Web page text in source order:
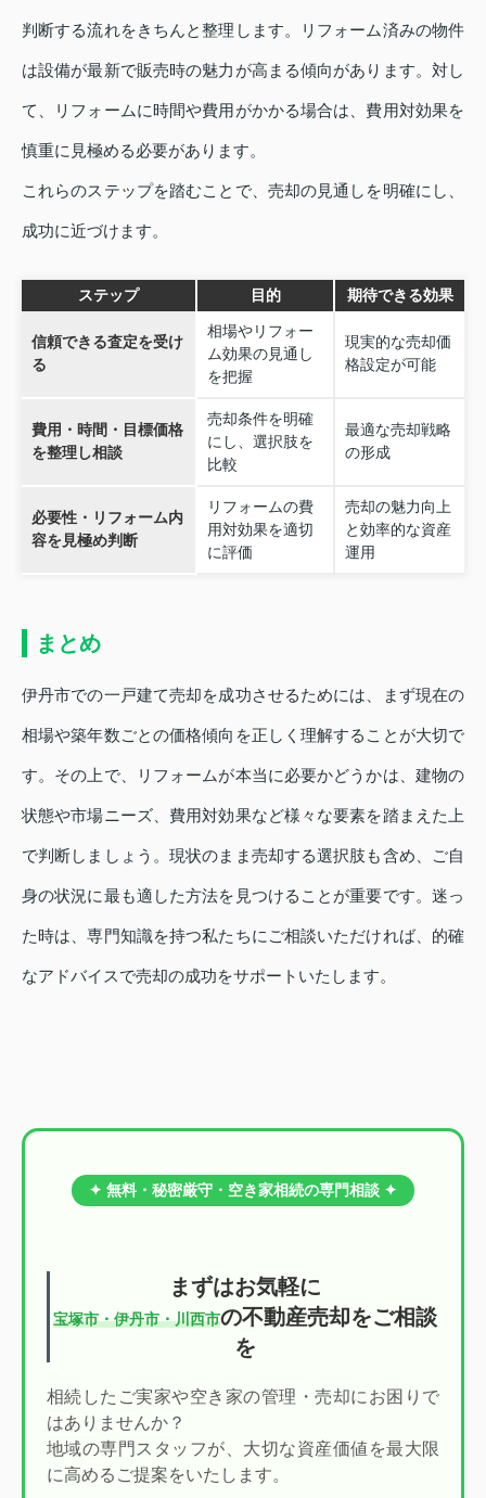
判断する流れをきちんと整理します。リフォーム済みの物件
は設備が最新で販売時の魅力が高まる傾向があります。対し
て、リフォームに時間や費用がかかる場合は、費用対効果を
慎重に見極める必要があります。
これらのステップを踏むことで、売却の見通しを明確にし、
成功に近づけます。
ステップ 目的 期待できる効果
信頼できる査定を受け
る
相場やリフォー
ム効果の見通し
を把握
現実的な売却価
格設定が可能
費用・時間・目標価格
を整理し相談
売却条件を明確
にし、選択肢を
比較
最適な売却戦略
の形成
必要性・リフォーム内
容を見極め判断
リフォームの費
用対効果を適切
に評価
売却の魅力向上
と効率的な資産
運用
まとめ
伊丹市での一戸建て売却を成功させるためには、まず現在の
相場や築年数ごとの価格傾向を正しく理解することが大切で
す。その上で、リフォームが本当に必要かどうかは、建物の
状態や市場ニーズ、費用対効果など様々な要素を踏まえた上
で判断しましょう。現状のまま売却する選択肢も含め、ご自
身の状況に最も適した方法を見つけることが重要です。迷っ
た時は、専門知識を持つ私たちにご相談いただければ、的確
なアドバイスで売却の成功をサポートいたします。
✦ 無料・秘密厳守・空き家相続の専門相談 ✦
まずはお気軽に
宝塚市・伊丹市・川西市の不動産売却をご相談
を
相続したご実家や空き家の管理・売却にお困りで
はありませんか？
地域の専門スタッフが、大切な資産価値を最大限
に高めるご提案をいたします。